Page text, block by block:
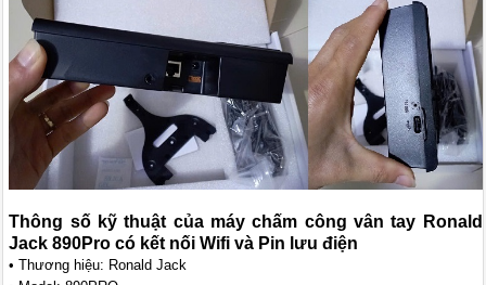
Thông số kỹ thuật của máy chấm công vân tay Ronald
Jack 890Pro có kết nối Wifi và Pin lưu điện
• Thương hiệu: Ronald Jack